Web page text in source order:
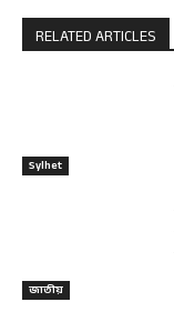
RELATED ARTICLES
Sylhet
জাতীয়